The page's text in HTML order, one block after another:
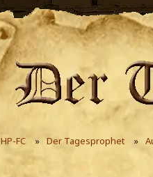
HP-FC Der Tagesprophet